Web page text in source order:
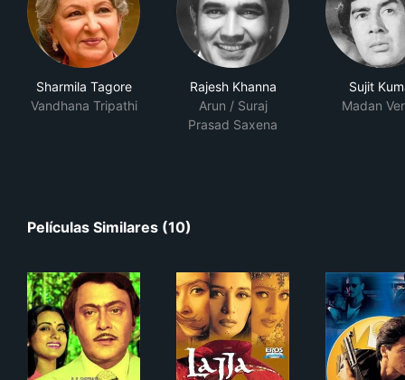
Sharmila Tagore
Vandhana Tripathi
Rajesh Khanna
Arun / Suraj
Prasad Saxena
Sujit
Madan
Películas Similares (10)